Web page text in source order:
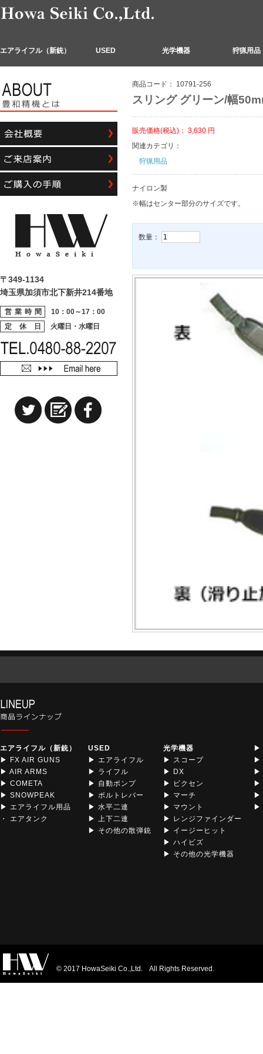
エアライフル（新銃） USED 光学機器 狩猟用品
〒349-1134
埼玉県加須市北下新井214番地
営業時間
10：00～17：00
定 休 日
火曜日・水曜日
商品コード： 10791-256
スリング グリーン/幅
販売価格(税込)： 3,630 円
関連カテゴリ：
狩猟用品
ナイロン製
※幅はセンター部分のサイズです。
数量：
エアライフル（新銃）
▶ FX AIR GUNS
▶ AIR ARMS
▶ COMETA
▶ SNOWPEAK
▶ エアライフル用品
・ エアタンク
USED
▶ エアライフル
▶ ライフル
▶ 自動ポンプ
▶ ボルトレバー
▶ 水平二連
▶ 上下二連
▶ その他の散弾銃
光学機器
▶ スコープ
▶ DX
▶ ビクセン
▶ マーチ
▶ マウント
▶ レンジファインダー
▶ イージーヒット
▶ ハイビズ
▶ その他の光学機器
▶
▶
▶
▶
▶
▶
© 2017 HowaSeiki Co.,Ltd. All Rights Reserved.